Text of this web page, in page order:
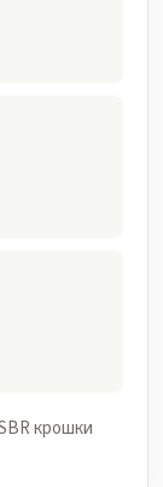
крошки